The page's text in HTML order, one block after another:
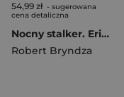
54,99 zł - sugerowana
cena detaliczna
Nocny stalker. Erika Foster. Tom 2
Robert Bryndza